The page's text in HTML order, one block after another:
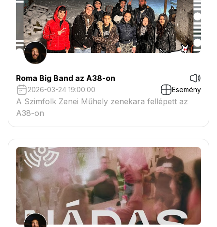
Roma Big Band az A38-on
2026-03-24 19:00:00 Esemény
A Szimfolk Zenei Műhely zenekara fellépett az
A38-on